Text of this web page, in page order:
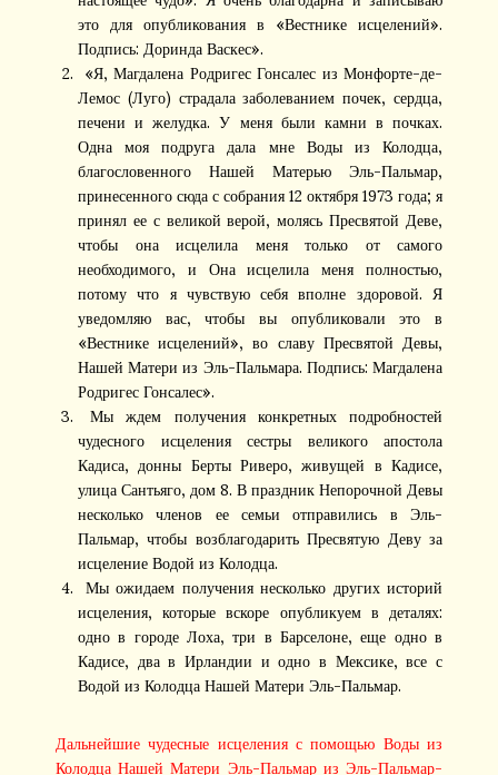
это для опубликования в «Вестнике исцелений».
Подпись: Доринда Васкес».
«Я, Магдалена Родригес Гонсалес из Монфорте-де-
Лемос (Луго) страдала заболеванием почек, сердца,
печени и желудка. У меня были камни в почках.
Одна моя подруга дала мне Воды из Колодца,
благословенного Нашей Матерью Эль-Пальмар,
принесенного сюда с собрания 12 октября 1973 года; я
принял ее с великой верой, молясь Пресвятой Деве,
чтобы она исцелила меня только от самого
необходимого, и Она исцелила меня полностью,
потому что я чувствую себя вполне здоровой. Я
уведомляю вас, чтобы вы опубликовали это в
«Вестнике исцелений», во славу Пресвятой Девы,
Нашей Матери из Эль-Пальмара. Подпись: Магдалена
Родригес Гонсалес».
Мы ждем получения конкретных подробностей
чудесного исцеления сестры великого апостола
Кадиса, донны Берты Риверо, живущей в Кадисе,
улица Сантьяго, дом 8. В праздник Непорочной Девы
несколько членов ее семьи отправились в Эль-
Пальмар, чтобы возблагодарить Пресвятую Деву за
исцеление Водой из Колодца.
Мы ожидаем получения несколько других историй
исцеления, которые вскоре опубликуем в деталях:
одно в городе Лоха, три в Барселоне, еще одно в
Кадисе, два в Ирландии и одно в Мексике, все с
Водой из Колодца Нашей Матери Эль-Пальмар.
Дальнейшие чудесные исцеления с помощью Воды из